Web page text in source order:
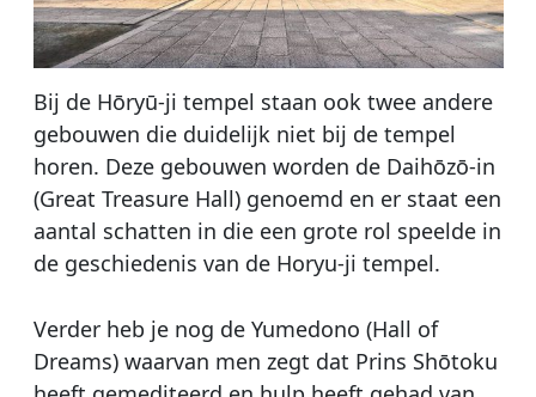
Bij de Hōryū-ji tempel staan ook twee andere
gebouwen die duidelijk niet bij de tempel
horen. Deze gebouwen worden de Daihōzō-in
(Great Treasure Hall) genoemd en er staat een
aantal schatten in die een grote rol speelde in
de geschiedenis van de Horyu-ji tempel.
Verder heb je nog de Yumedono (Hall of
Dreams) waarvan men zegt dat Prins Shōtoku